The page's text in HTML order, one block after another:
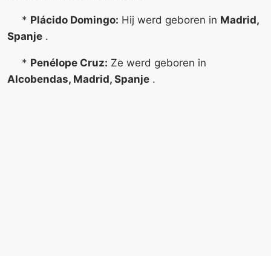
* Plácido Domingo: Hij werd geboren in Madrid,
Spanje .
* Penélope Cruz: Ze werd geboren in
Alcobendas, Madrid, Spanje .